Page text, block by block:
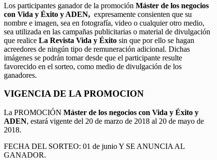
Los participantes ganador de la promoción Máster de los negocios
con Vida y Éxito y ADEN, expresamente consienten que su
nombre e imagen, sea en fotografía, video o cualquier otro medio,
sea utilizada en las campañas publicitarias o material de divulgación
que realice La Revista Vida y Éxito sin que por ello se hagan
acreedores de ningún tipo de remuneración adicional. Dichas
imágenes se podrán tomar desde que el participante resulte
favorecido en el sorteo, como medio de divulgación de los
ganadores.
VIGENCIA DE LA PROMOCION
La PROMOCIÓN Máster de los negocios con Vida y Éxito y
ADEN, estará vigente del 20 de marzo de 2018 al 20 de mayo de
2018.
FECHA DEL SORTEO: 01 de junio Y SE ANUNCIA AL
GANADOR.